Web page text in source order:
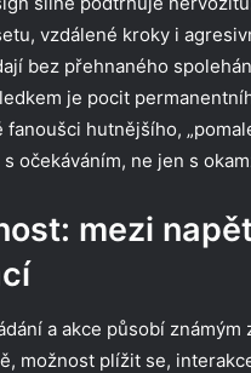
vzdálené kroky i
bez přehnaného
je pocit
fanoušci hutnějšího,
očekáváním, ne jen s
mezi
a akce působí známým
možnost plížit se,